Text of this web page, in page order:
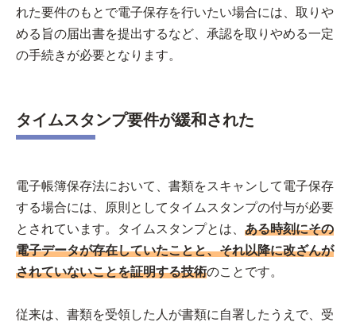
れた要件のもとで電子保存を行いたい場合には、取りや
める旨の届出書を提出するなど、承認を取りやめる一定
の⼿続きが必要となります。
タイムスタンプ要件が緩和された
電子帳簿保存法において、書類をスキャンして電子保存
する場合には、原則としてタイムスタンプの付与が必要
とされています。タイムスタンプとは、 ある時刻にその
電子データが存在していたことと、それ以降に改ざんが
されていないことを証明する技術のことです。
従来は、書類を受領した人が書類に自署したうえで、受